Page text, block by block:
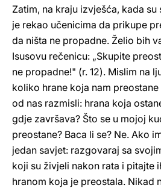
Zatim, na kraju izvješća, kada su
je rekao učenicima da prikupe
da ništa ne propadne. Želio bih
Isusovu rečenicu: „Skupite
ne propadne!" (r. 12). Mislim na
koliko hrane koja nam
od nas razmisli: hrana koja
gdje završava? Što se u mojoj
preostane? Baca li se? Ne. Ako
jedan savjet: razgovaraj sa
koji su živjeli nakon rata i pitajte
hranom koja je preostala. Nikad